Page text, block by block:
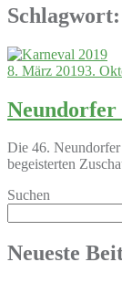
Schlagwort:
8. März 20193.
Neundorfer
Die 46. Neundorfer
begeisterten
Suchen
Neueste